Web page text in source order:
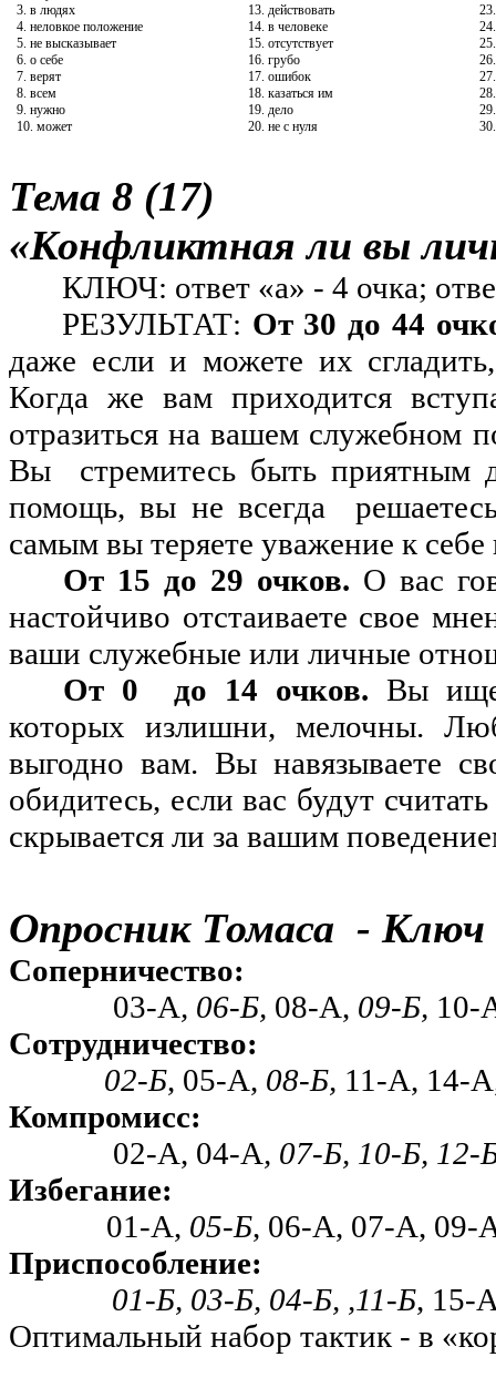
3. в людях
13. действовать
4. неловкое положение
14. в человеке
5. не высказывает
15. отсутствует
6. о себе
16. грубо
7. верят
17. ошибок
8. всем
18. казаться им
9. нужно
19. дело
10. может
20. не с нуля
Тема 8 (17)
«Конфликтная ли вы
КЛЮЧ: ответ «а» - 4 очка;
РЕЗУЛЬТАТ: От 30 до 44
даже если и можете их
Когда же вам приходится
отразиться на вашем служебном
Вы
стремитесь быть приятным
помощь, вы не всегда
самым вы теряете уважение к себе
От 15 до 29 очков. О вас
настойчиво отстаиваете свое
ваши служебные или личные
От 0
до 14 очков. Вы
которых излишни, мелочны.
выгодно вам. Вы навязываете
обидитесь, если вас будут
скрывается ли за вашим
Опросник Томаса - Ключ
Соперничество:
03-А, 06-Б, 08-А, 09-Б,
Сотрудничество:
02-Б, 05-А, 08-Б, 11-А, 14-
Компромисс:
02-А, 04-А, 07-Б, 10-Б, 12-
Избегание:
01-А, 05-Б, 06-А, 07-А,
Приспособление:
01-Б, 03-Б, 04-Б, ,11-Б, 15-
Оптимальный набор тактик - в